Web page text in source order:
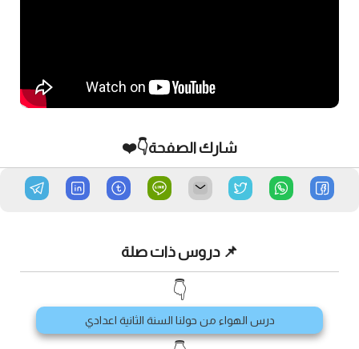
شارك الصفحة👇❤️
📌 دروس ذات صلة
👇
درس الهواء من حولنا السنة الثانية اعدادي